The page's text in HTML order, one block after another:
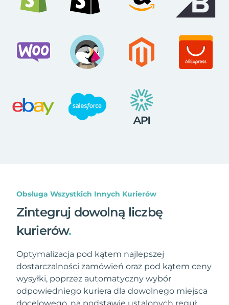
Obsługa Wszystkich Innych Kurierów
Zintegruj dowolną liczbę
kurierów.
Optymalizacja pod kątem najlepszej
dostarczalności zamówień oraz pod kątem ceny
wysyłki, poprzez automatyczny wybór
odpowiedniego kuriera dla dowolnego miejsca